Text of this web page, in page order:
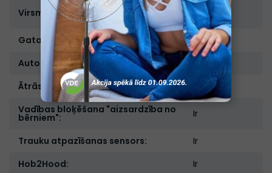
Virsmas materiāls: Stikla
keramika
Gatavošanas zonu skaits:
4
Automātiskā izslēgšanās:
Ātrās uzsildīšanas funkcija (Booster):
Vadības bloķēšana "aizsardzība no
bērniem": Ir
Trauku atpazīšanas sensors:
Ir
Hob2Hood:
Ir